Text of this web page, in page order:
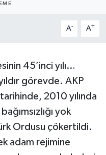
A- A+
45’inci yılı…
görevde. AKP
2010 yılında
yok
Ordusu çökertildi.
adam rejimine